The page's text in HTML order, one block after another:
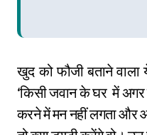
खुद को फौजी बताने
‘किसी जवान के घर में अगर
करने में मन नहीं लगता और